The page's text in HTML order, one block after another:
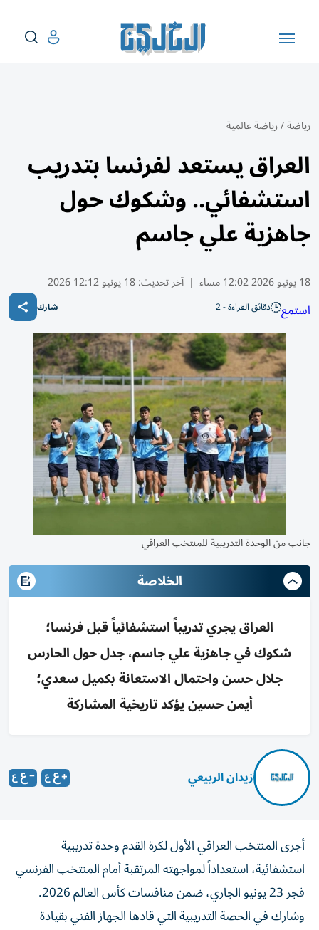
رياضة/رياضة عالمية
العراق يستعد لفرنسا بتدريب
استشفائي.. وشكوك حول
جاهزية علي جاسم
18 يونيو 2026 12:02 مساء | آخر تحديث:18 يونيو 12:12 2026
استمع دقائق القراءة - 2 شارك
جانب من الوحدة التدريبية للمنتخب العراقي
الخلاصة
العراق يجري تدريباً استشفائياً قبل فرنسا؛
شكوك في جاهزية علي جاسم، جدل حول الحارس
جلال حسن واحتمال الاستعانة بكميل سعدي؛
أيمن حسين يؤكد تاريخية المشاركة
زيدان الربيعي
أجرى المنتخب العراقي الأول لكرة القدم وحدة تدريبية
استشفائية، استعداداً لمواجهته المرتقبة أمام المنتخب الفرنسي
فجر 23 يونيو الجاري، ضمن منافسات كأس العالم 2026.
وشارك في الحصة التدريبية التي قادها الجهاز الفني بقيادة